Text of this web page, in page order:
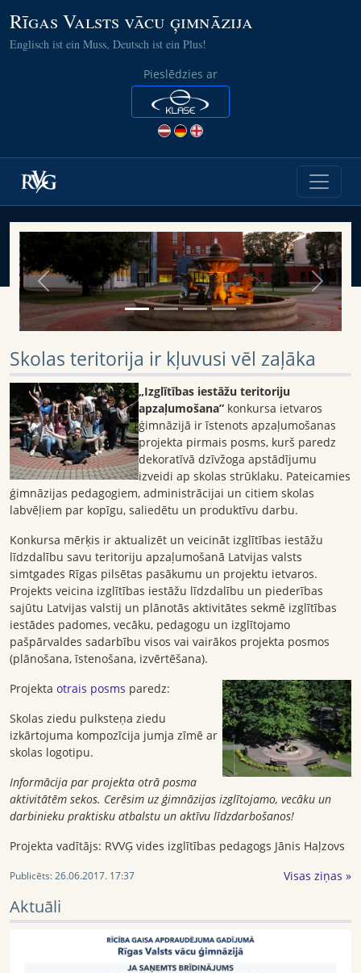
Rīgas Valsts vācu ģimnāzija
Englisch ist ein Muss, Deutsch ist ein Plus!
Pieslēdzies ar
Previous Next
Skolas teritorija ir kļuvusi vēl zaļāka
„Izglītības iestāžu teritoriju
apzaļumošana” konkursa ietvaros
ģimnāzijā ir īstenots apzaļumošanas
projekta pirmais posms, kurš paredz
dekoratīvā dzīvžoga apstādījumu
izveidi ap skolas strūklaku. Pateicamies
ģimnāzijas pedagogiem, administrācijai un citiem skolas
labvēļiem par kopīgu, saliedētu un produktīvu darbu.
Konkursa mērķis ir aktualizēt un veicināt izglītības iestāžu
līdzdalību savu teritoriju apzaļumošanā Latvijas valsts
simtgades Rīgas pilsētas pasākumu un projektu ietvaros.
Projekts veicina izglītības iestāžu līdzdalību un piederības
sajūtu Latvijas valstij un plānotās aktivitātes sekmē izglītības
iestādes padomes, vecāku, pedagogu un izglītojamo
pašpārvaldes sadarbību visos vai vairākos projekta posmos
(plānošana, īstenošana, izvērtēšana).
Projekta otrais posms paredz:
Skolas ziedu pulksteņa ziedu
izkārtojuma kompozīcija jumja zīmē ar
skolas logotipu.
Informācija par projekta otrā posma
aktivitātēm sekos. Cerēsim uz ģimnāzijas izglītojamo, vecāku un
darbinieku praktisku atbalstu un aktīvu līdzdarbošanos!
Projekta vadītājs: RVVĢ vides izglītības pedagogs Jānis Haļzovs
Publicēts:26.06.2017. 17:37 Visas ziņas »
Aktuāli